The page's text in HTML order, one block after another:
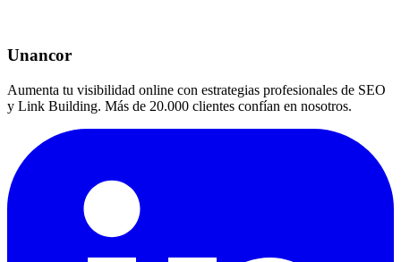
Unancor
Aumenta tu visibilidad online con estrategias profesionales de SEO
y Link Building. Más de 20.000 clientes confían en nosotros.